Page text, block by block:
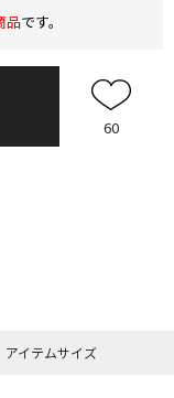
品です。
60
アイテムサイズ